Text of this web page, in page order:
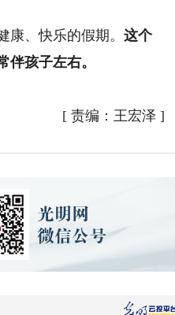
康、快乐的假期。这个
孩子左右。
[ 责编：王宏泽 ]